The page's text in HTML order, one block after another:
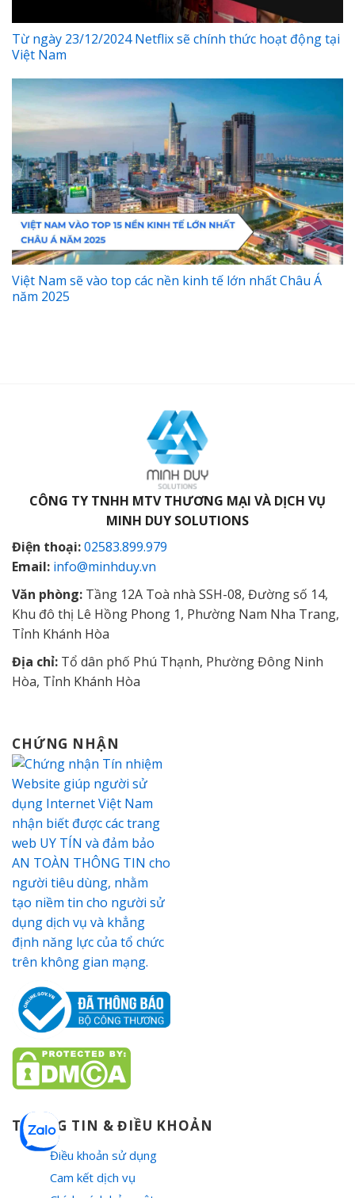
Từ ngày 23/12/2024 Netflix sẽ chính thức hoạt động tại
Việt Nam
Việt Nam sẽ vào top các nền kinh tế lớn nhất Châu Á
năm 2025
CÔNG TY TNHH MTV THƯƠNG MẠI VÀ DỊCH VỤ
MINH DUY SOLUTIONS
Điện thoại:02583.899.979
Email: info@minhduy.vn
Văn phòng: Tầng 12A Toà nhà SSH-08, Đường số 14,
Khu đô thị Lê Hồng Phong 1, Phường Nam Nha Trang,
Tỉnh Khánh Hòa
Địa chỉ: Tổ dân phố Phú Thạnh, Phường Đông Ninh
Hòa, Tỉnh Khánh Hòa
CHỨNG NHẬN
THÔNG TIN & ĐIỀU KHOẢN
Điều khoản sử dụng
Cam kết dịch vụ